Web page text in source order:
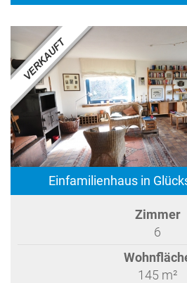
Einfamilienhaus in
Zimmer
6
145 m²